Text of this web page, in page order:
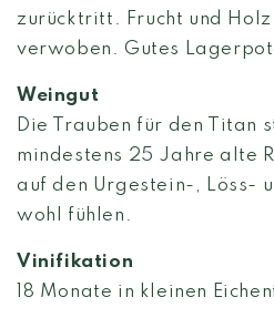
zurücktritt. Frucht und
verwoben. Gutes
Weingut
Die Trauben für den Titan
mindestens 25 Jahre alte
auf den Urgestein-, Löss-
wohl fühlen.
Vinifikation
18 Monate in kleinen